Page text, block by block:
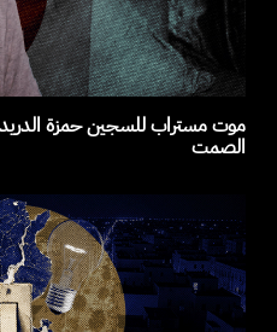
موت مستراب للسجين حمزة
الصمت